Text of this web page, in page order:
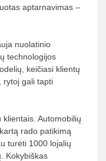
aptarnavimas –
nuolatinio
technologijos
keičiasi klientų
rytoj gali tapti
Automobilių
rado patikimą
turėti 1000 lojalių
Kokybiškas